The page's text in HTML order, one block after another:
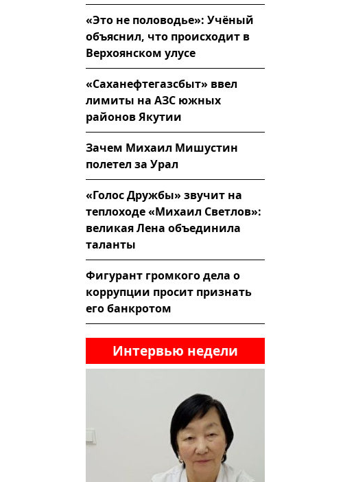
«Это не половодье»: Учёный
объяснил, что происходит в
Верхоянском улусе
«Саханефтегазсбыт» ввел
лимиты на АЗС южных
районов Якутии
Зачем Михаил Мишустин
полетел за Урал
«Голос Дружбы» звучит на
теплоходе «Михаил Светлов»:
великая Лена объединила
таланты
Фигурант громкого дела о
коррупции просит признать
его банкротом
Интервью недели